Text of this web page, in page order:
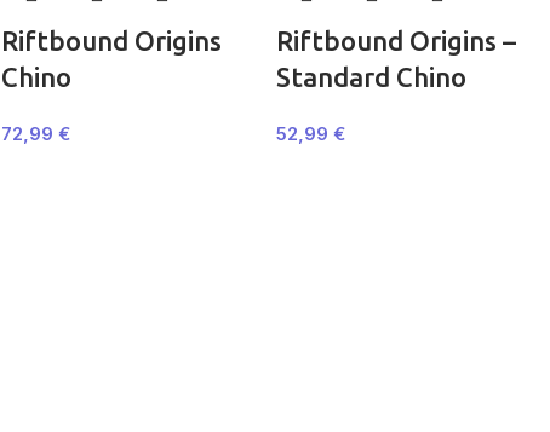
Riftbound Origins
Chino
72,99 €
Riftbound Origins –
Standard Chino
52,99 €